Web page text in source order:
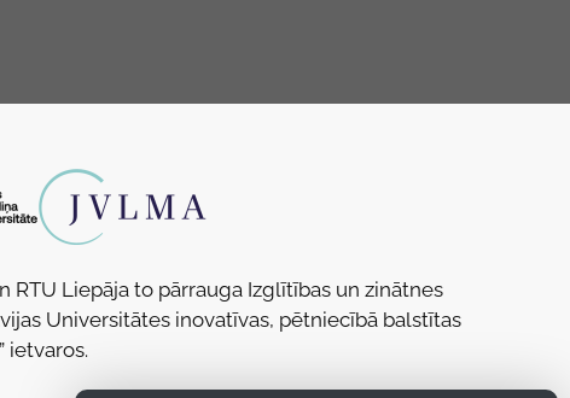
RTU Liepāja to pārrauga Izglītības un zinātnes
Universitātes inovatīvas, pētniecībā balstītas
ietvaros.